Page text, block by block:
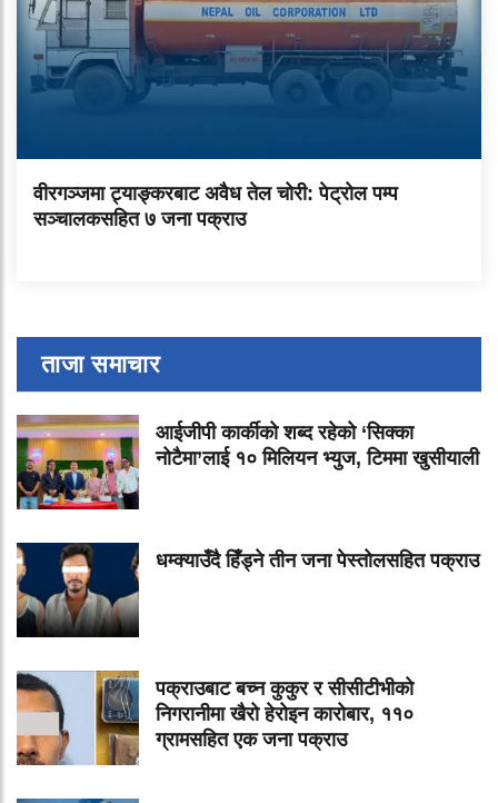
वीरगञ्जमा ट्याङ्करबाट अवैध तेल चोरी: पेट्रोल पम्प
सञ्चालकसहित ७ जना पक्राउ
ताजा समाचार
आईजीपी कार्कीको शब्द रहेको ‘सिक्का
नोटैमा’लाई १० मिलियन भ्युज, टिममा खुसीयाली
धम्क्याउँदै हिँड्ने तीन जना पेस्तोलसहित पक्राउ
पक्राउबाट बच्न कुकुर र सीसीटीभीको
निगरानीमा खैरो हेरोइन कारोबार, ११०
ग्रामसहित एक जना पक्राउ